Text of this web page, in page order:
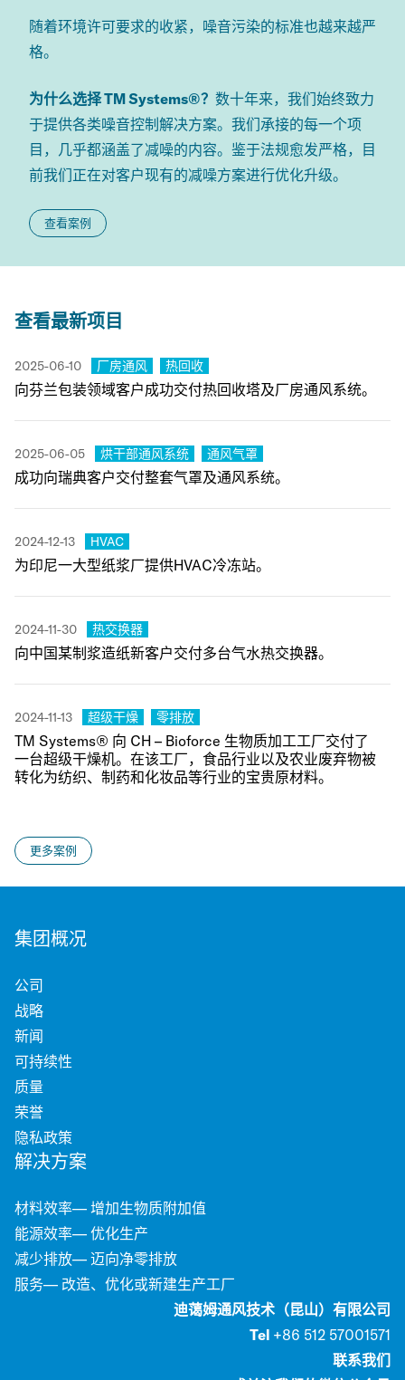
随着环境许可要求的收紧，噪音污染的标准也越来越严
格。
为什么选择 TM Systems®？ 数十年来，我们始终致力
于提供各类噪音控制解决方案。我们承接的每一个项
目， 几乎都涵盖了减噪的内容。鉴于法规愈发严格，目
前我们正在对客户现有的减噪方案进行优化升级。
查看案例
查看最新项目
向芬兰包装领域客户成功交付热回收塔及厂房通风系统。
2025-06-10 Category:
厂房通风 Category:
热回收
成功向瑞典客户交付整套气罩及通风系统。
2025-06-05 Category:
烘干部通风系统 Category:
通风气罩
为印尼一大型纸浆厂提供HVAC冷冻站。
2024-12-13 Category:
HVAC
向中国某制浆造纸新客户交付多台气水热交换器。
2024-11-30 Category:
热交换器
TM Systems® 向 CH – Bioforce 生物质加工工厂交付了
一台超级干燥机。在该工厂，食品行业以及农业废弃物被
转化为纺织、制药和化妆品等行业的宝贵原材料。
2024-11-13 Category:
超级干燥 Category:
零排放
更多案例
集团概况
公司
战略
新闻
可持续性
质量
荣誉
隐私政策
解决方案
材料效率— 增加生物质附加值
能源效率— 优化生产
减少排放— 迈向净零排放
服务— 改造、优化或新建生产工厂
迪蔼姆通风技术（昆山）有限公司
Tel +86 512 57001571
联系我们